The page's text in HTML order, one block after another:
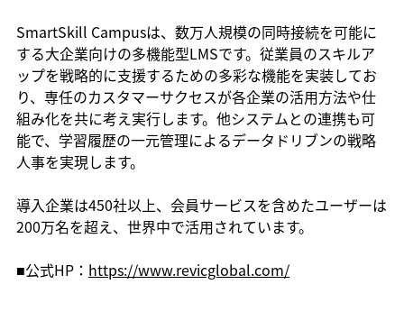
SmartSkill Campusは、数万人規模の同時接続を可能に
する大企業向けの多機能型LMSです。従業員のスキルア
ップを戦略的に支援するための多彩な機能を実装してお
り、専任のカスタマーサクセスが各企業の活用方法や仕
組み化を共に考え実行します。他システムとの連携も可
能で、学習履歴の一元管理によるデータドリブンの戦略
人事を実現します。
導入企業は450社以上、会員サービスを含めたユーザーは
200万名を超え、世界中で活用されています。
■公式HP： https://www.revicglobal.com/